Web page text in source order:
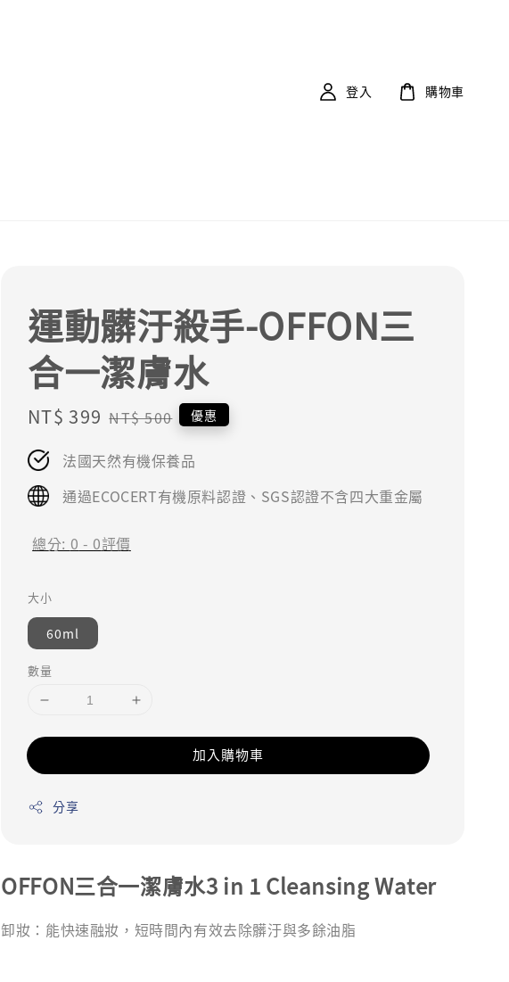
登入 購物車
運動髒汙殺手-OFFON三
合一潔膚水
Sale
price
NT$ 399 Regular
NT$ 500 優惠
法國天然有機保養品
通過ECOCERT有機原料認證、SGS認證不含四大重金屬
總分: 0 - 0評價
大小
60ml
數量
加入購物車
分享
OFFON三合一潔膚水3 in 1 Cleansing Water
卸妝：能快速融妝，短時間內有效去除髒汙與多餘油脂